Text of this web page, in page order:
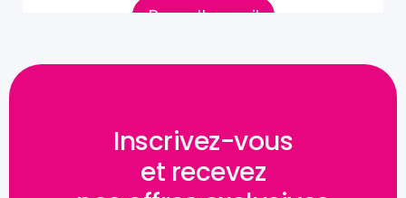
Inscrivez-vous
et recevez